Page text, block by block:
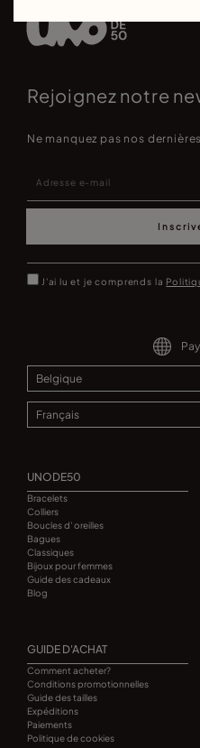
Rejoignez notre
Ne manquez pas nos
J'ai lu et je comprends la
UNODE50
Bracelets
Colliers
Boucles d' oreilles
Bagues
Classiques
Bijoux pour femmes
Guide des cadeaux
Blog
GUIDE D'ACHAT
Comment acheter?
Conditions promotionnelles
Guide des tailles
Expéditions
Paiements
Politique de cookies